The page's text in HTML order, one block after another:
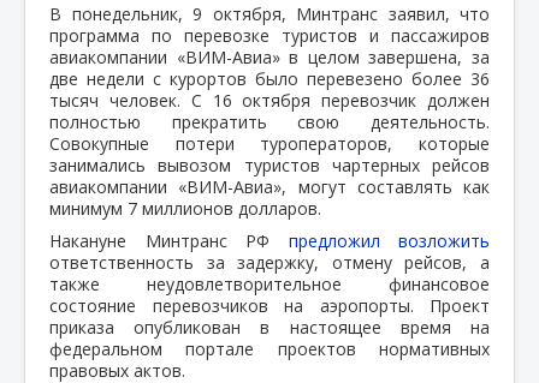
В понедельник, 9 октября, Минтранс заявил, что
программа по перевозке туристов и пассажиров
авиакомпании «ВИМ-Авиа» в целом завершена, за
две недели с курортов было перевезено более 36
тысяч человек. С 16 октября перевозчик должен
полностью прекратить свою деятельность.
Совокупные потери туроператоров, которые
занимались вывозом туристов чартерных рейсов
авиакомпании «ВИМ-Авиа», могут составлять как
минимум 7 миллионов долларов.
Накануне Минтранс РФ предложил возложить
ответственность за задержку, отмену рейсов, а
также неудовлетворительное финансовое
состояние перевозчиков на аэропорты. Проект
приказа опубликован в настоящее время на
федеральном портале проектов нормативных
правовых актов.